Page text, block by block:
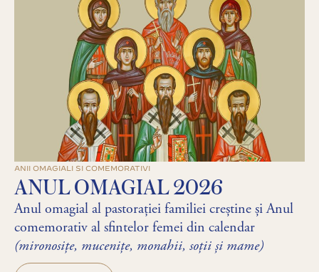
ANII OMAGIALI SI COMEMORATIVI
ANUL OMAGIAL 2026
Anul omagial al pastorației familiei creștine și Anul
comemorativ al sfintelor femei din calendar
(mironosițe, mucenițe, monahii, soții și mame)